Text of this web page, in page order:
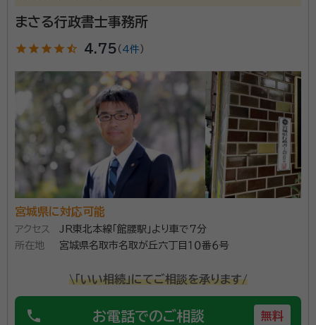
けます。その方針を事務所のロゴに表しました。遺言、後
見、家族信託、相続、その他生活に関連したお手伝いを
00～17：00 ※時間外相談可能
行政書士・防災士・JGAP指導員
宮城県行政書士会
まさる行政書士事務所
star star star star star_half 4.75 （ 4件）
宮城県に対応可能
アクセス
JR東北本線「館腰駅」より車で7分
所在地
宮城県名取市名取が丘六丁目１０番６号
\「いい相続」にてご相談を承ります/
phone お電話でのご相談 無料